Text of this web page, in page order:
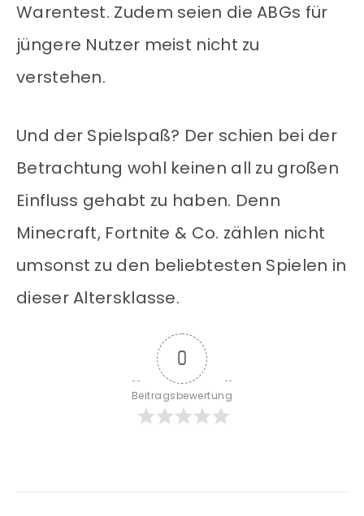
Warentest. Zudem seien die ABGs für
jüngere Nutzer meist nicht zu
verstehen.
Und der Spielspaß? Der schien bei der
Betrachtung wohl keinen all zu großen
Einfluss gehabt zu haben. Denn
Minecraft, Fortnite & Co. zählen nicht
umsonst zu den beliebtesten Spielen in
dieser Altersklasse.
0
Beitragsbewertung